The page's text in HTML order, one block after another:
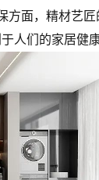
面，精材艺
人们的家居健康